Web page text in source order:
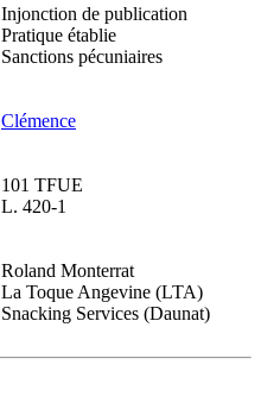
Injonction de publication
Pratique établie
Sanctions pécuniaires
Clémence
101 TFUE
L. 420-1
Roland Monterrat
La Toque Angevine (LTA)
Snacking Services (Daunat)